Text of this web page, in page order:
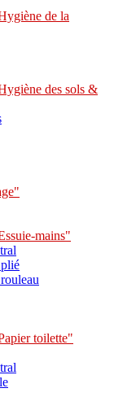
de la
des sols &
mains"
toilette"